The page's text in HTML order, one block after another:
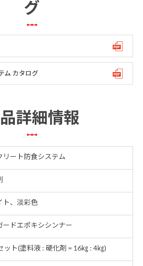
グ
ム カタログ
詳細情報
リート防食システム
ト、淡彩色
ードエポキシシンナー
ット(塗料液 : 硬化剤 = 16㎏ : 4㎏)